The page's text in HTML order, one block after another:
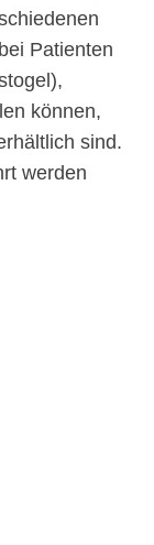
Patienten
können,
sind.
werden